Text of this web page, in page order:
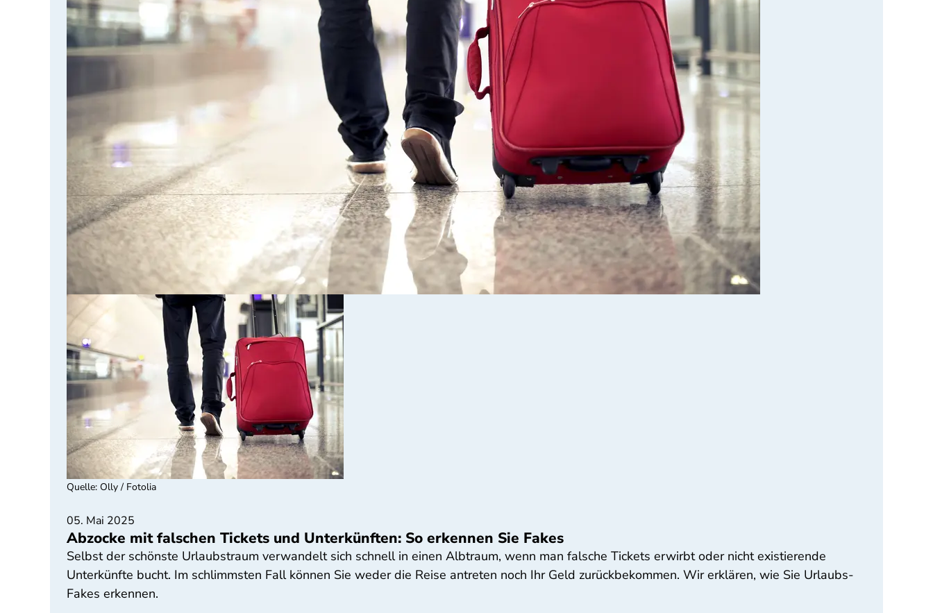
05. Mai 2025
Abzocke mit falschen Tickets und Unterkünften: So erkennen Sie Fakes
Selbst der schönste Urlaubstraum verwandelt sich schnell in einen Albtraum, wenn man falsche Tickets erwirbt oder nicht existierende
Unterkünfte bucht. Im schlimmsten Fall können Sie weder die Reise antreten noch Ihr Geld zurückbekommen. Wir erklären, wie Sie Urlaubs-
Fakes erkennen.
Quelle: Olly / Fotolia